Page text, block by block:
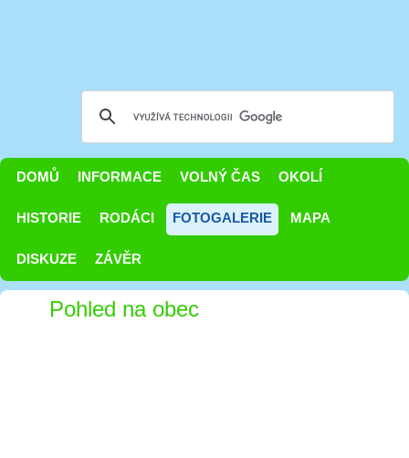
DOMŮ INFORMACE VOLNÝ ČAS OKOLÍ
HISTORIE RODÁCI FOTOGALERIE MAPA
DISKUZE ZÁVĚR
Pohled na obec